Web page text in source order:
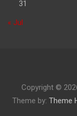
31
« Jul
Copyright ©
Theme by: Theme